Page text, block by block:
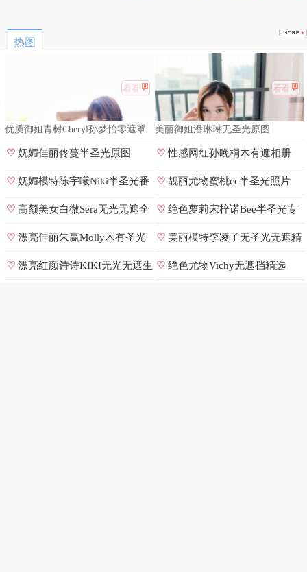
热图
看看
优质御姐青树Cheryl孙梦怡零遮罩
看看
美丽御姐潘琳琳无圣光原图
♡妩媚佳丽佟蔓半圣光原图 ♡性感网红孙晚桐木有遮相册
♡妩媚模特陈宇曦Niki半圣光番
号
♡ 靓丽尤物蜜桃cc半圣光照片
♡高颜美女白微Sera无光无遮全
集
♡ 绝色萝莉宋梓诺Bee半圣光专
辑
♡漂亮佳丽朱赢Molly木有圣光
原图
♡ 美丽模特李凌子无圣光无遮精
选
♡漂亮红颜诗诗KIKI无光无遮生 ♡ 绝色尤物Vichy无遮挡精选